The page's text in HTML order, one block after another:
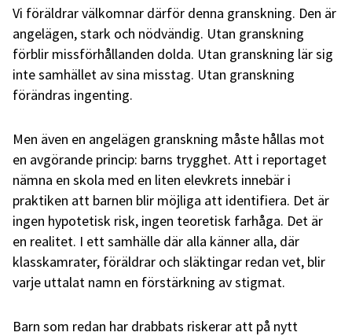
Vi föräldrar välkomnar därför denna granskning. Den är
angelägen, stark och nödvändig. Utan granskning
förblir missförhållanden dolda. Utan granskning lär sig
inte samhället av sina misstag. Utan granskning
förändras ingenting.
Men även en angelägen granskning måste hållas mot
en avgörande princip: barns trygghet. Att i reportaget
nämna en skola med en liten elevkrets innebär i
praktiken att barnen blir möjliga att identifiera. Det är
ingen hypotetisk risk, ingen teoretisk farhåga. Det är
en realitet. I ett samhälle där alla känner alla, där
klasskamrater, föräldrar och släktingar redan vet, blir
varje uttalat namn en förstärkning av stigmat.
Barn som redan har drabbats riskerar att på nytt